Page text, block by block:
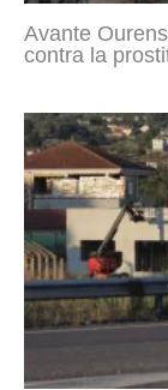
Avante
contra la